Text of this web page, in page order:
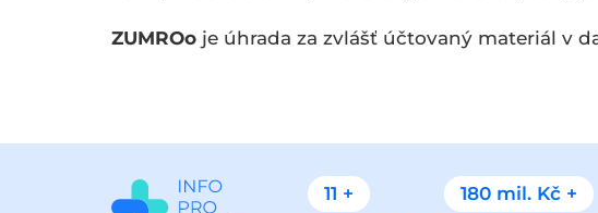
ZUMROo je úhrada za zvlášť účtovaný materiál v
11 + 180 mil. Kč +